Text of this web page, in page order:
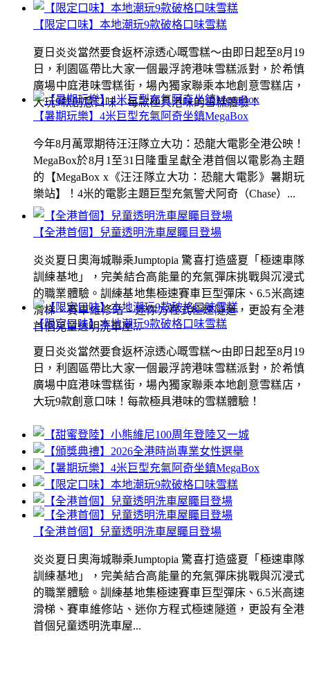
【限定口味】本地潮玩9款破格口味雪糕
夏日炎炎當然要食返杯涼透心嘅雪糕～由即日起至8月19
日，利園區帶比大家一個最浮誇港味雪糕派對，於希慎
廣場中庭港味雪糕街，場內獨家聯乘本地創意雪糕店，
大玩9款創意口味！每款極具港味的雪糕體驗！
【全港首個】兒童透明洗車屋矚目登場
炎炎夏日奧海城聯乘Jumptopia 驚喜打造盛夏「極速車隊
訓練基地」，完美結合高能量的充氣彈床挑戰與沉浸式
的職業體驗。訓練基地集極速賽車巨型彈床、6.5米高速
滑梯、賽車維修站、迷你方程式極速隧道，更設有全港
首個兒童透明洗車屋...
【暑期玩樂】4米巨型充氣阿奇坐鎮MegaBox
今年8月萬眾期待汪汪隊立大功：恐龍大電影全港公映！
MegaBox於8月1至31日隆重呈獻全港首個以電影為主題
的【MegaBox x《汪汪隊立大功：恐龍大電影》暑期玩
樂站】！4米的電影主題巨型充氣警犬阿奇（Chase）...
【限定口味】本地潮玩9款破格口味雪糕
夏日炎炎當然要食返杯涼透心嘅雪糕～由即日起至8月19
日，利園區帶比大家一個最浮誇港味雪糕派對，於希慎
廣場中庭港味雪糕街，場內獨家聯乘本地創意雪糕店，
大玩9款創意口味！每款極具港味的雪糕體驗！
【全港首個】兒童透明洗車屋矚目登場
炎炎夏日奧海城聯乘Jumptopia 驚喜打造盛夏「極速車隊
訓練基地」，完美結合高能量的充氣彈床挑戰與沉浸式
的職業體驗。訓練基地集極速賽車巨型彈床、6.5米高速
滑梯、賽車維修站、迷你方程式極速隧道，更設有全港
首個兒童透明洗車屋...